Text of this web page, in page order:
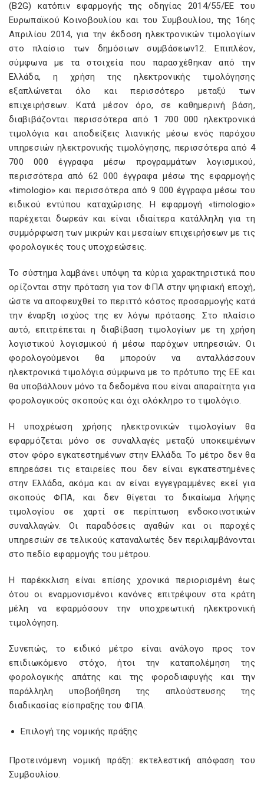
(B2G) κατόπιν εφαρμογής της οδηγίας 2014/55/ΕΕ του
Ευρωπαϊκού Κοινοβουλίου και του Συμβουλίου, της 16ης
Απριλίου 2014, για την έκδοση ηλεκτρονικών τιμολογίων
στο πλαίσιο των δημόσιων συμβάσεων12. Επιπλέον,
σύμφωνα με τα στοιχεία που παρασχέθηκαν από την
Ελλάδα, η χρήση της ηλεκτρονικής τιμολόγησης
εξαπλώνεται όλο και περισσότερο μεταξύ των
επιχειρήσεων. Κατά μέσον όρο, σε καθημερινή βάση,
διαβιβάζονται περισσότερα από 1 700 000 ηλεκτρονικά
τιμολόγια και αποδείξεις λιανικής μέσω ενός παρόχου
υπηρεσιών ηλεκτρονικής τιμολόγησης, περισσότερα από 4
700 000 έγγραφα μέσω προγραμμάτων λογισμικού,
περισσότερα από 62 000 έγγραφα μέσω της εφαρμογής
«timologio» και περισσότερα από 9 000 έγγραφα μέσω του
ειδικού εντύπου καταχώρισης. Η εφαρμογή «timologio»
παρέχεται δωρεάν και είναι ιδιαίτερα κατάλληλη για τη
συμμόρφωση των μικρών και μεσαίων επιχειρήσεων με τις
φορολογικές τους υποχρεώσεις.
Το σύστημα λαμβάνει υπόψη τα κύρια χαρακτηριστικά που
ορίζονται στην πρόταση για τον ΦΠΑ στην ψηφιακή εποχή,
ώστε να αποφευχθεί το περιττό κόστος προσαρμογής κατά
την έναρξη ισχύος της εν λόγω πρότασης. Στο πλαίσιο
αυτό, επιτρέπεται η διαβίβαση τιμολογίων με τη χρήση
λογιστικού λογισμικού ή μέσω παρόχων υπηρεσιών. Οι
φορολογούμενοι θα μπορούν να ανταλλάσσουν
ηλεκτρονικά τιμολόγια σύμφωνα με το πρότυπο της ΕΕ και
θα υποβάλλουν μόνο τα δεδομένα που είναι απαραίτητα για
φορολογικούς σκοπούς και όχι ολόκληρο το τιμολόγιο.
Η υποχρέωση χρήσης ηλεκτρονικών τιμολογίων θα
εφαρμόζεται μόνο σε συναλλαγές μεταξύ υποκειμένων
στον φόρο εγκατεστημένων στην Ελλάδα. Το μέτρο δεν θα
επηρεάσει τις εταιρείες που δεν είναι εγκατεστημένες
στην Ελλάδα, ακόμα και αν είναι εγγεγραμμένες εκεί για
σκοπούς ΦΠΑ, και δεν θίγεται το δικαίωμα λήψης
τιμολογίου σε χαρτί σε περίπτωση ενδοκοινοτικών
συναλλαγών. Οι παραδόσεις αγαθών και οι παροχές
υπηρεσιών σε τελικούς καταναλωτές δεν περιλαμβάνονται
στο πεδίο εφαρμογής του μέτρου.
Η παρέκκλιση είναι επίσης χρονικά περιορισμένη έως
ότου οι εναρμονισμένοι κανόνες επιτρέψουν στα κράτη
μέλη να εφαρμόσουν την υποχρεωτική ηλεκτρονική
τιμολόγηση.
Συνεπώς, το ειδικό μέτρο είναι ανάλογο προς τον
επιδιωκόμενο στόχο, ήτοι την καταπολέμηση της
φορολογικής απάτης και της φοροδιαφυγής και την
παράλληλη υποβοήθηση της απλούστευσης της
διαδικασίας είσπραξης του ΦΠΑ.
Επιλογή της νομικής πράξης
Προτεινόμενη νομική πράξη: εκτελεστική απόφαση του
Συμβουλίου.